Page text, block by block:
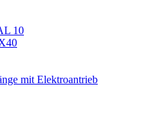
10
mit Elektroantrieb